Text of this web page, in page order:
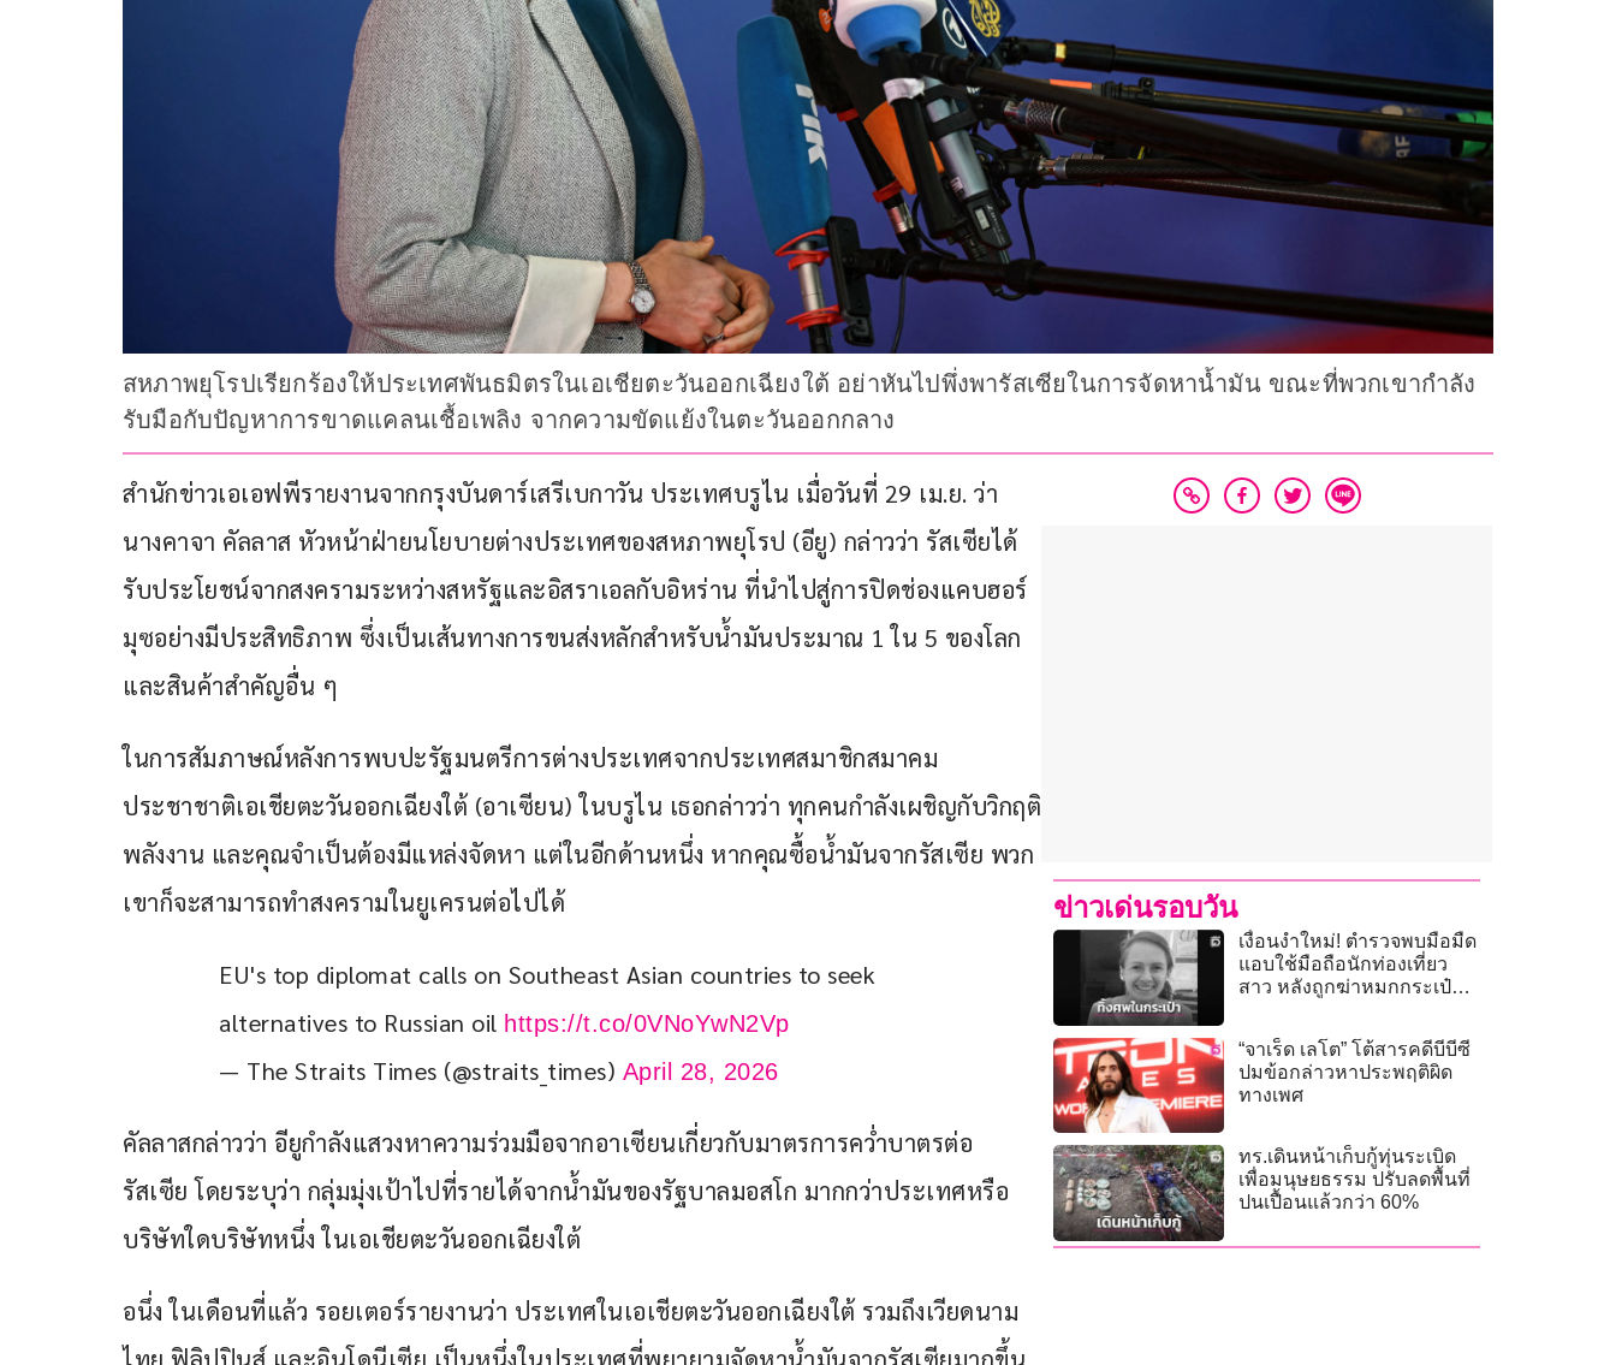
สหภาพยุโรปเรียกร้องให้ประเทศพันธมิตรในเอเชียตะวันออกเฉียงใต้ อย่าหันไปพึ่งพารัสเซียในการจัดหาน้ำมัน ขณะที่พวกเขากำลัง
รับมือกับปัญหาการขาดแคลนเชื้อเพลิง จากความขัดแย้งในตะวันออกกลาง
สำนักข่าวเอเอฟพีรายงานจากกรุงบันดาร์เสรีเบกาวัน ประเทศบรูไน เมื่อวันที่ 29 เม.ย. ว่า
นางคาจา คัลลาส หัวหน้าฝ่ายนโยบายต่างประเทศของสหภาพยุโรป (อียู) กล่าวว่า รัสเซียได้
รับประโยชน์จากสงครามระหว่างสหรัฐและอิสราเอลกับอิหร่าน ที่นำไปสู่การปิดช่องแคบฮอร์
มุซอย่างมีประสิทธิภาพ ซึ่งเป็นเส้นทางการขนส่งหลักสำหรับน้ำมันประมาณ 1 ใน 5 ของโลก
และสินค้าสำคัญอื่น ๆ
ในการสัมภาษณ์หลังการพบปะรัฐมนตรีการต่างประเทศจากประเทศสมาชิกสมาคม
ประชาชาติเอเชียตะวันออกเฉียงใต้ (อาเซียน) ในบรูไน เธอกล่าวว่า ทุกคนกำลังเผชิญกับวิกฤติ
พลังงาน และคุณจำเป็นต้องมีแหล่งจัดหา แต่ในอีกด้านหนึ่ง หากคุณซื้อน้ำมันจากรัสเซีย พวก
เขาก็จะสามารถทำสงครามในยูเครนต่อไปได้
EU's top diplomat calls on Southeast Asian countries to seek
alternatives to Russian oil https://t.co/0VNoYwN2Vp
— The Straits Times (@straits_times) April 28, 2026
คัลลาสกล่าวว่า อียูกำลังแสวงหาความร่วมมือจากอาเซียนเกี่ยวกับมาตรการคว่ำบาตรต่อ
รัสเซีย โดยระบุว่า กลุ่มมุ่งเป้าไปที่รายได้จากน้ำมันของรัฐบาลมอสโก มากกว่าประเทศหรือ
บริษัทใดบริษัทหนึ่ง ในเอเชียตะวันออกเฉียงใต้
อนึ่ง ในเดือนที่แล้ว รอยเตอร์รายงานว่า ประเทศในเอเชียตะวันออกเฉียงใต้ รวมถึงเวียดนาม
ข่าวเด่นรอบวัน
เงื่อนงำใหม่! ตำรวจพบมือมืด
แอบใช้มือถือนักท่องเที่ยว
สาว หลังถูกฆ่าหมกกระเป๋า
“จาเร็ด เลโต” โต้สารคดีบีบีซี
ปมข้อกล่าวหาประพฤติผิด
ทางเพศ
ทร.เดินหน้าเก็บกู้ทุ่นระเบิด
เพื่อมนุษยธรรม ปรับลดพื้นที่
ปนเปื้อนแล้วกว่า 60%